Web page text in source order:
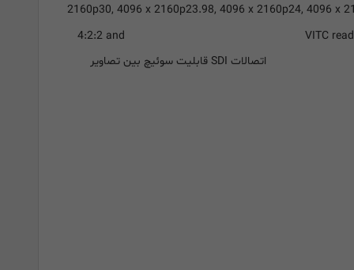
2160p30, 4096 x 2160p23.98, 4096 x 2160p24, 4096 x
VITC
4:2:2 and
اتصالات SDI قابلیت سوئیچ بین تصاویر